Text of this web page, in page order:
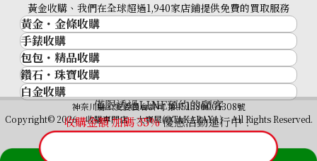
僅限透過LINE預約的顧客
收購金額 加碼35%優惠活動進行中！
黃金收購、我們在全球超過1,940家店鋪提供免費的買取服務
黃金・金條收購
黃金與貴金屬
金的錠
金幣
黃金過去10年
黃金飾品
黃金戒指
黃金項鍊
手錶收購
名牌手錶
Rolex
Patek Philippe
Audemars Piguet
Vacheron Constantin
A. Lange & Söhne
包包・精品收購
品牌精品
Cartier
LOUIS VUITTON
Hermès
CELINE
鑽石・珠寶收購
鑽石･珠寶
祖母綠（翠玉）
紅寶石（紅玉）
白金收購
神奈川縣公安委員會許可 第451380001308號
Copyright© 2026 收購專門店—大寶屋(OTAKARAYA) All Rights Reserved.